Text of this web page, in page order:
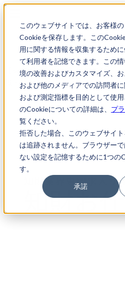
このウェブサイトでは、お客様
Cookieを保存します。この
用に関する情報を収集するため
て利用者を記憶できます。この
境の改善およびカスタマイズ、
および他のメディアでの訪問者
および測定指標を目的として使
のCookieについての詳細は、 プ
覧ください。
拒否した場合、このウェブサイ
は追跡されません。ブラウザー
ない設定を記憶するために1つの
す。
承諾
求人検索
【東京都千代田区】特許事
【東京都千代田区】特許事務所
職・知財お仕事ナビ